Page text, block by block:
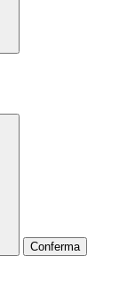
Conferma